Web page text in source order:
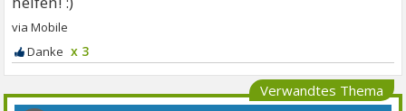
x 3
Verwandtes Thema